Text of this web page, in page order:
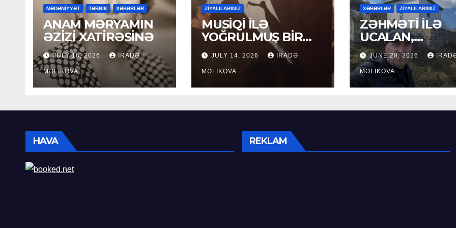
MƏDƏNİYYƏT TƏBRİK XƏBƏRLƏR
ANAM MƏRYAMIN
ƏZİZİ XATİRƏSİNƏ
JULY 16, 2026 İRADƏ
MƏLIKOVA
ZİYALILARIMIZ
MUSİQİ İLƏ
YOĞRULMUŞ BİR
ÖMÜR
JULY 14, 2026 İRADƏ
MƏLIKOVA
XƏBƏRLƏR ZİYALILARIMIZ
ZƏHMƏTİ İLƏ
UCALAN,
XEYİRXAHLIĞI
SEÇİLƏN: HACI
RAMAZAN
JUNE 28, 2026
MƏLIKOVA
HAVA REKLAM